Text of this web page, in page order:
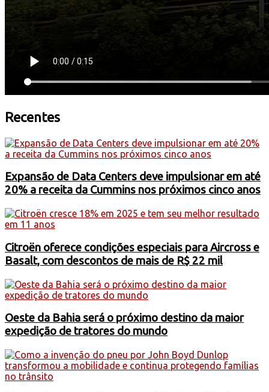
Recentes
Expansão de Data Centers deve impulsionar em até
20% a receita da Cummins nos próximos cinco anos
Citroën oferece condições especiais para Aircross e
Basalt, com descontos de mais de R$ 22 mil
Oeste da Bahia será o próximo destino da maior
expedição de tratores do mundo